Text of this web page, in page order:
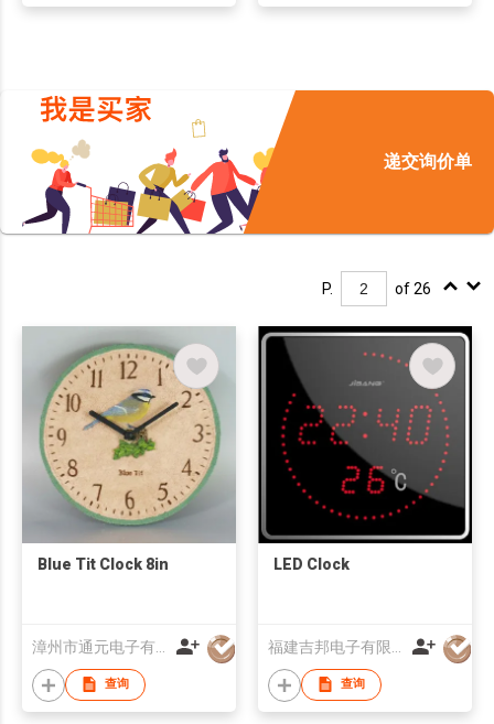
递交询价单
P. of 26
Blue Tit Clock 8in
查询
LED Clock
查询